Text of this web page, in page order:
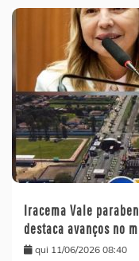
Iracema Vale
destaca avanços no
qui 11/06/2026 08:40